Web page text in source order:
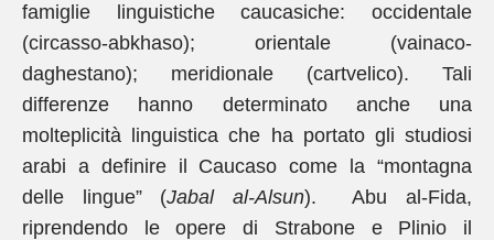
famiglie linguistiche caucasiche: occidentale
(circasso-abkhaso); orientale (vainaco-
daghestano); meridionale (cartvelico). Tali
differenze hanno determinato anche una
molteplicità linguistica che ha portato gli studiosi
arabi a definire il Caucaso come la “montagna
delle lingue” (Jabal al-Alsun). Abu al-Fida,
riprendendo le opere di Strabone e Plinio il